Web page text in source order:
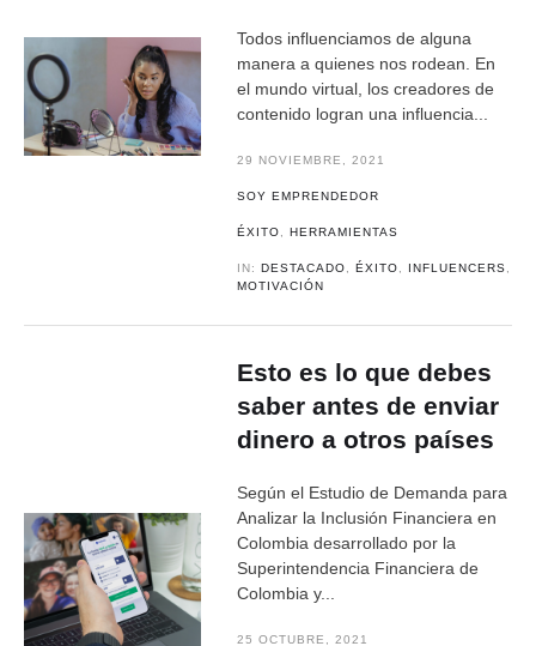
Todos influenciamos de alguna
manera a quienes nos rodean. En
el mundo virtual, los creadores de
contenido logran una influencia...
29 NOVIEMBRE, 2021
SOY EMPRENDEDOR
ÉXITO ,HERRAMIENTAS
IN:DESTACADO ,ÉXITO INFLUENCERS
MOTIVACIÓN
Esto es lo que debes
saber antes de enviar
dinero a otros países
Según el Estudio de Demanda para
Analizar la Inclusión Financiera en
Colombia desarrollado por la
Superintendencia Financiera de
Colombia y...
25 OCTUBRE, 2021